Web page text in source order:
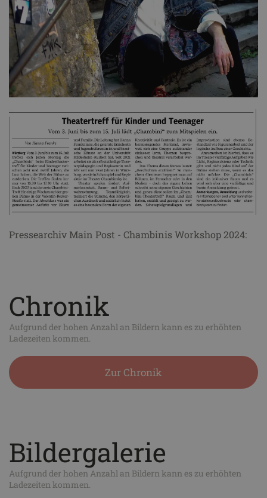
Pressearchiv Main Post - Chambinis Workshop 2024:
Chronik
Aufgrund der hohen Anzahl an Bildern kann es zu erhöhten
Ladezeiten kommen.
Zur Chronik
Bildergalerie
Aufgrund der hohen Anzahl an Bildern kann es zu erhöhten
Ladezeiten kommen.